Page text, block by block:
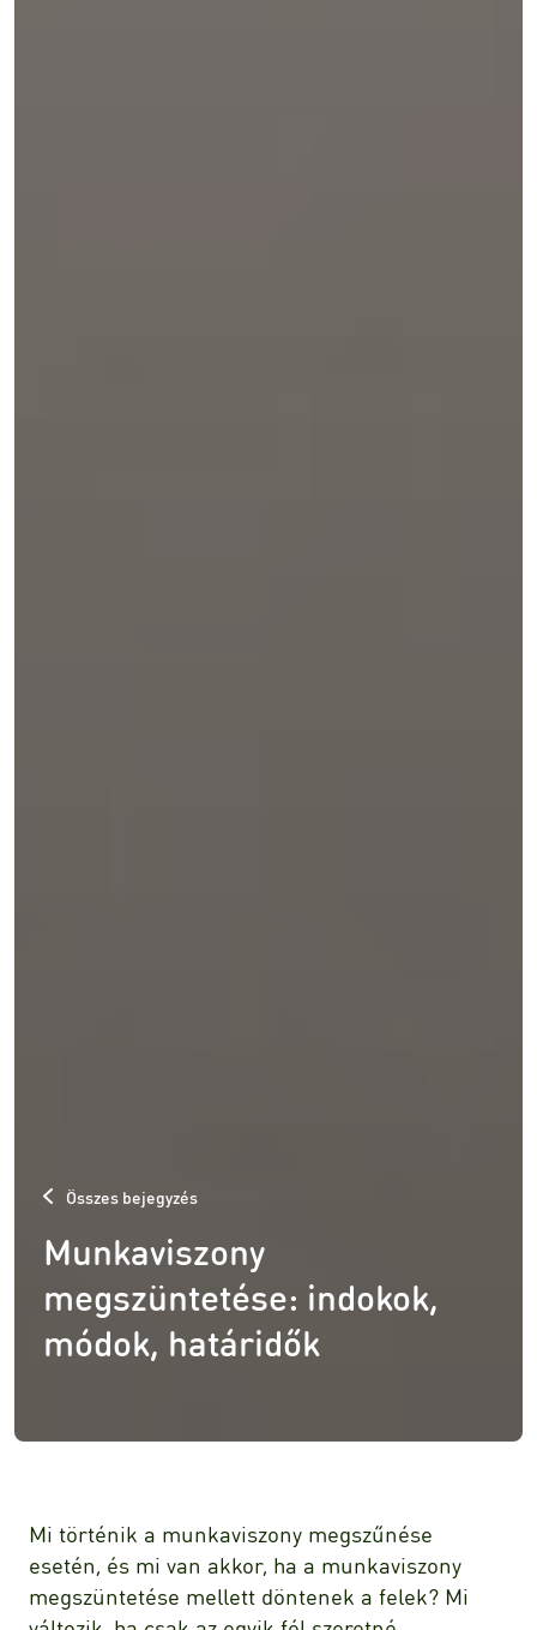
Összes bejegyzés
Munkaviszony
megszüntetése: indokok,
módok, határidők
Mi történik a munkaviszony megszűnése
esetén, és mi van akkor, ha a munkaviszony
megszüntetése mellett döntenek a felek? Mi